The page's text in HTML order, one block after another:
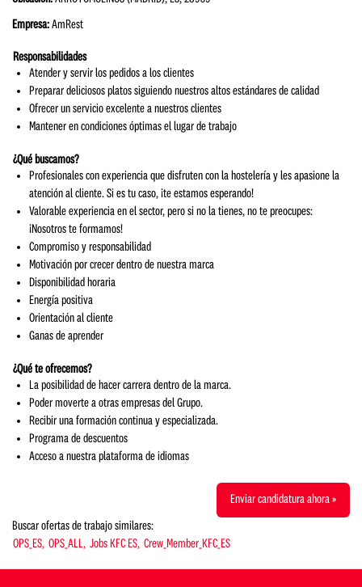
Empresa:AmRest
Responsabilidades
Atender y servir los pedidos a los clientes
Preparar deliciosos platos siguiendo nuestros altos estándares de calidad
Ofrecer un servicio excelente a nuestros clientes
Mantener en condiciones óptimas el lugar de trabajo
¿Qué buscamos?
Profesionales con experiencia que disfruten con la hostelería y les apasione la
atención al cliente. Si es tu caso, ¡te estamos esperando!
Valorable experiencia en el sector, pero si no la tienes, no te preocupes:
¡Nosotros te formamos!
Compromiso y responsabilidad
Motivación por crecer dentro de nuestra marca
Disponibilidad horaria
Energía positiva
Orientación al cliente
Ganas de aprender
¿Qué te ofrecemos?
La posibilidad de hacer carrera dentro de la marca.
Poder moverte a otras empresas del Grupo.
Recibir una formación continua y especializada.
Programa de descuentos
Acceso a nuestra plataforma de idiomas
Enviar candidatura ahora »
Buscar ofertas de trabajo similares:
OPS_ES, OPS_ALL, Jobs KFC ES, Crew_Member_KFC_ES